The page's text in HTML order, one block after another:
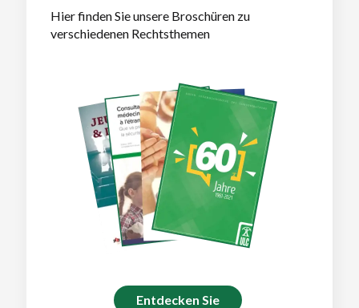
Hier finden Sie unsere Broschüren zu
verschiedenen Rechtsthemen
Entdecken Sie